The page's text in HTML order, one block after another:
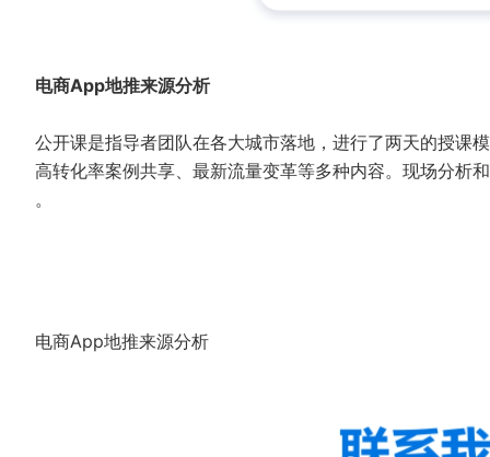
电商App地推来源分析
公开课是指导者团队在各大城市落地，进行了两天的授课
高转化率案例共享、最新流量变革等多种内容。现场分析
。
电商App地推来源分析